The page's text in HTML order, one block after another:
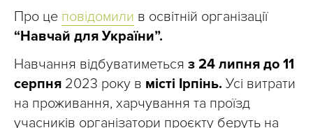
Про це повідомили в освітній організації
“Навчай для України”.
Навчання відбуватиметься з 24 липня до 11
серпня 2023 року в місті Ірпінь. Усі витрати
на проживання, харчування та проїзд
учасників організатори проєкту беруть на